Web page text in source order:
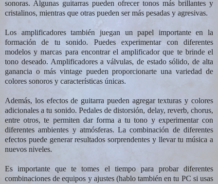
sonoras. Algunas guitarras pueden ofrecer tonos más brillantes y
cristalinos, mientras que otras pueden ser más pesadas y agresivas.
Los amplificadores también juegan un papel importante en la
formación de tu sonido. Puedes experimentar con diferentes
modelos y marcas para encontrar el amplificador que te brinde el
tono deseado. Amplificadores a válvulas, de estado sólido, de alta
ganancia o más vintage pueden proporcionarte una variedad de
colores sonoros y características únicas.
Además, los efectos de guitarra pueden agregar texturas y colores
adicionales a tu sonido. Pedales de distorsión, delay, reverb, chorus,
entre otros, te permiten dar forma a tu tono y experimentar con
diferentes ambientes y atmósferas. La combinación de diferentes
efectos puede generar resultados sorprendentes y llevar tu música a
nuevos niveles.
Es importante que te tomes el tiempo para probar diferentes
combinaciones de equipos y ajustes (hablo también en tu PC si usas